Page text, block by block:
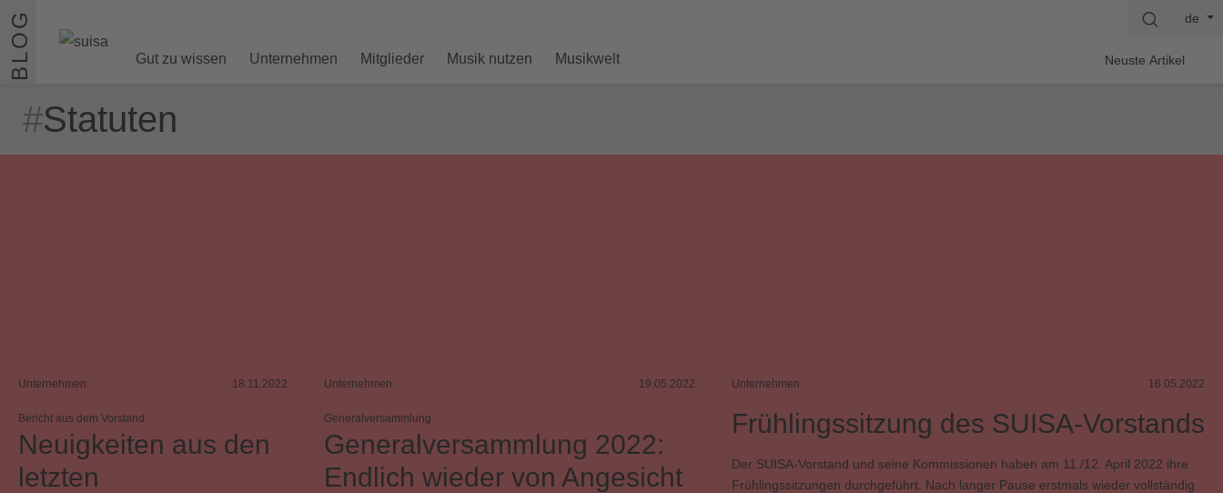
Zum Inhalt springen
BLOG Gut zu wissen Unternehmen Mitglieder Musik nutzen Musikwelt
de
Neuste Artikel
#Statuten
Unternehmen 18.11.2022
Bericht aus dem Vorstand
Neuigkeiten aus den
letzten
Unternehmen 19.05.2022
Generalversammlung
Generalversammlung 2022:
Endlich wieder von Angesicht
Unternehmen 16.05.2022
Frühlingssitzung des SUISA-Vorstands
Der SUISA-Vorstand und seine Kommissionen haben am 11./12. April 2022 ihre
Frühlingssitzungen durchgeführt. Nach langer Pause erstmals wieder vollständig